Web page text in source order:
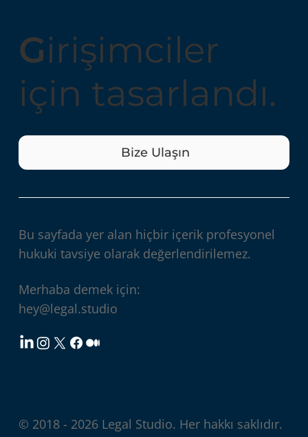
Girişimciler
için tasarlandı.
Bize Ulaşın
Bu sayfada yer alan hiçbir içerik profesyonel
hukuki tavsiye olarak değerlendirilemez.
Merhaba demek için:
hey@legal.studio
© 2018 - 2026 Legal Studio. Her hakkı saklıdır.